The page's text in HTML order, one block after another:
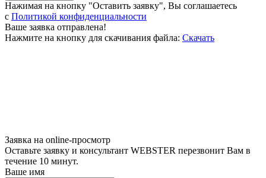
Нажимая на кнопку "Оставить заявку", Вы соглашаетесь
c Политикой конфиденциальности
Ваше заявка отправлена!
Нажмите на кнопку для скачивания файла: Скачать
Заявка на online-просмотр
Оставьте заявку и консультант WEBSTER перезвонит Вам в
течение 10 минут.
Ваше имя